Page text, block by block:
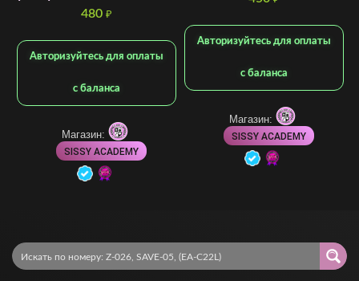
480 ₽
Авторизуйтесь для оплаты
с баланса
Магазин:
SISSY ACADEMY
Авторизуйтесь для оплаты
с баланса
Магазин:
SISSY ACADEMY